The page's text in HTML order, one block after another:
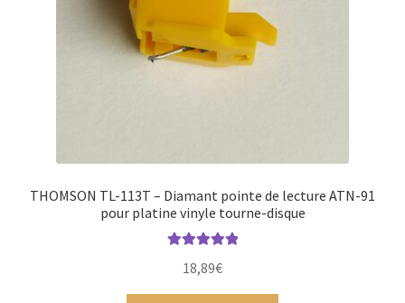
THOMSON TL-113T – Diamant pointe de lecture ATN-91
pour platine vinyle tourne-disque
5
18,89€